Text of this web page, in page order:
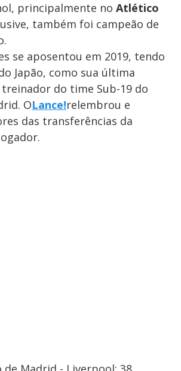
principalmente no Atlético
também foi campeão de
se aposentou em 2019, tendo
Japão, como sua última
treinador do time Sub-19 do
OLance!relembrou e
das transferências da